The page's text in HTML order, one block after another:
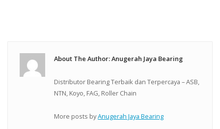
About The Author: Anugerah Jaya Bearing
Distributor Bearing Terbaik dan Terpercaya – ASB,
NTN, Koyo, FAG, Roller Chain
More posts byAnugerah Jaya Bearing